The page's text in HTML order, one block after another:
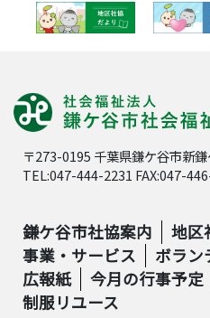
〒273-0195 千葉県鎌ケ谷市新
TEL:047-444-2231 FAX:047-
鎌ケ谷市社協案内
地区
事業・サービス
ボラン
広報紙
今月の行事予定
制服リユース